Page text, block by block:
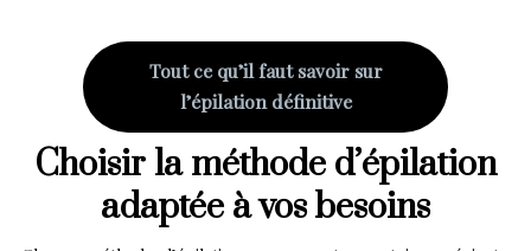
Tout ce qu’il faut savoir sur
l’épilation définitive
Choisir la méthode d’épilation
adaptée à vos besoins